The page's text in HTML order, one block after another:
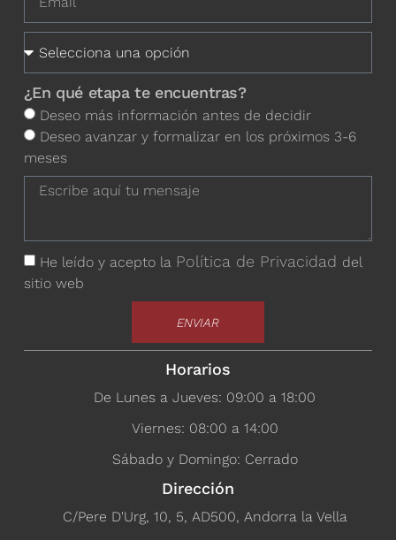
¿En qué etapa te encuentras?
Deseo más información antes de decidir
Deseo avanzar y formalizar en los próximos 3-6
meses
He leído y acepto la Política de Privacidad del
sitio web
ENVIAR
Horarios
De Lunes a Jueves: 09:00 a 18:00
Viernes: 08:00 a 14:00
Sábado y Domingo: Cerrado
Dirección
C/Pere D'Urg, 10, 5, AD500, Andorra la Vella